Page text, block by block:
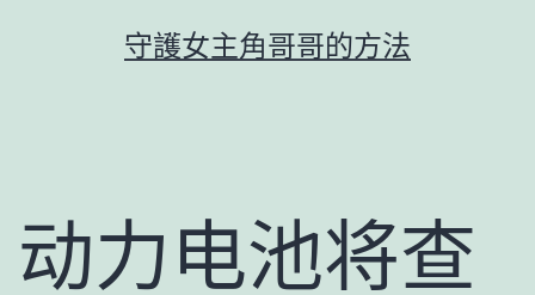
守護女主角哥哥的方法
动力电池将查